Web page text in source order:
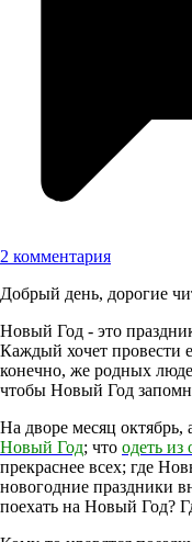
2 комментария
Добрый день, дорогие
Новый Год - это
Каждый хочет провести
конечно, же родных
чтобы Новый Год
На дворе месяц
Новый Год; что одеть
прекраснее всех; где
новогодние праздники
поехать на Новый Год?